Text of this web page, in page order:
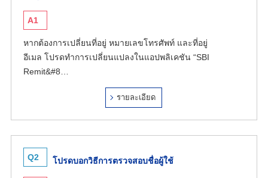
A1
หากต้องการเปลี่ยนที่อยู่ หมายเลขโทรศัพท์ และที่อยู่
อีเมล โปรดทำการเปลี่ยนแปลงในแอปพลิเคชัน “SBI
Remit&#8…
รายละเอียด
Q2 โปรดบอกวิธีการตรวจสอบชื่อผู้ใช้